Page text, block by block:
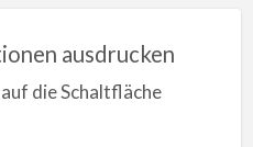
ausdrucken
die Schaltfläche